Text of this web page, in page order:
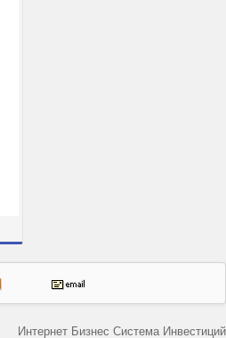
Интернет Бизнес Система Инвестиций